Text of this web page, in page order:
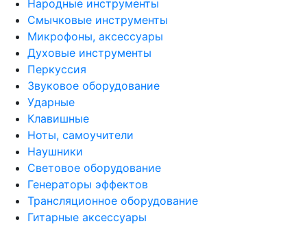
Народные инструменты
Смычковые инструменты
Микрофоны, аксессуары
Духовые инструменты
Перкуссия
Звуковое оборудование
Ударные
Клавишные
Ноты, самоучители
Наушники
Световое оборудование
Генераторы эффектов
Трансляционное оборудование
Гитарные аксессуары